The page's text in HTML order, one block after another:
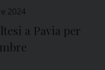
2024
a Pavia per